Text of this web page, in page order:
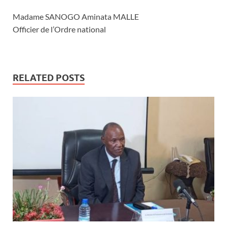
Madame SANOGO Aminata MALLE
Officier de l’Ordre national
RELATED POSTS